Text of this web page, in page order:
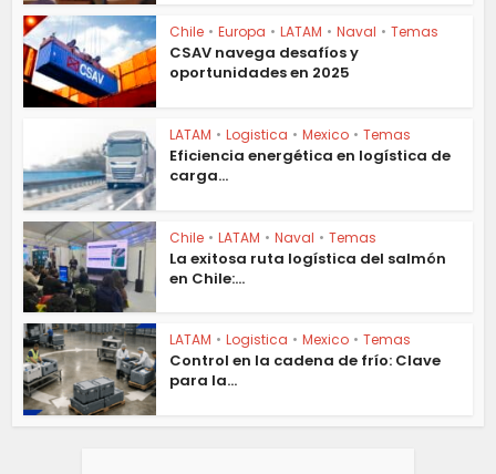
Chile • Europa • LATAM • Naval • Temas
CSAV navega desafíos y
oportunidades en 2025
LATAM • Logistica • Mexico • Temas
Eficiencia energética en logística de
carga...
Chile • LATAM • Naval • Temas
La exitosa ruta logística del salmón
en Chile:...
LATAM • Logistica • Mexico • Temas
Control en la cadena de frío: Clave
para la...